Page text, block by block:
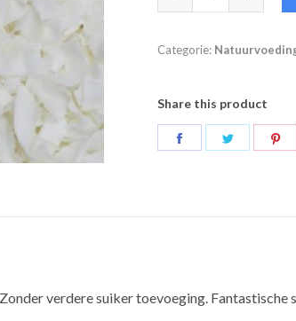
snippers
Categorie:
Share this product
verdere suiker toevoeging. Fantastische